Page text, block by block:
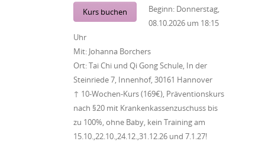
Kurs buchen Beginn: Donnerstag,
08.10.2026 um 18:15
Uhr
Mit: Johanna Borchers
Ort:Tai Chi und Qi Gong Schule, In der
Steinriede 7, Innenhof, 30161 Hannover
↑ 10-Wochen-Kurs (169€), Präventionskurs
nach §20 mit Krankenkassenzuschuss bis
zu 100%, ohne Baby, kein Training am
15.10.,22.10.,24.12.,31.12.26 und 7.1.27!